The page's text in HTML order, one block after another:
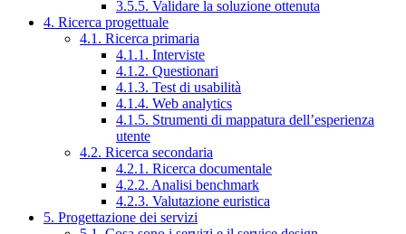
3.5.5. Validare la soluzione ottenuta
4. Ricerca progettuale
4.1. Ricerca primaria
4.1.1. Interviste
4.1.2. Questionari
4.1.3. Test di usabilità
4.1.4. Web analytics
4.1.5. Strumenti di mappatura dell’esperienza
utente
4.2. Ricerca secondaria
4.2.1. Ricerca documentale
4.2.2. Analisi benchmark
4.2.3. Valutazione euristica
5. Progettazione dei servizi